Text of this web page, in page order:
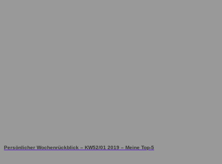
Persönlicher Wochenrückblick – KW52/01 2019 – Meine Top-5